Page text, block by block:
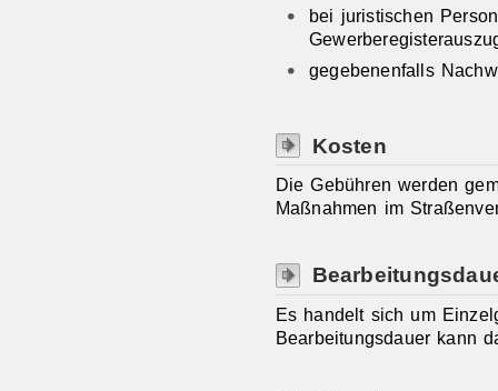
bei juristischen
gegebenenfalls
Kosten
Die Gebühren werden
Maßnahmen im
Es handelt sich um
Bearbeitungsdauer kann